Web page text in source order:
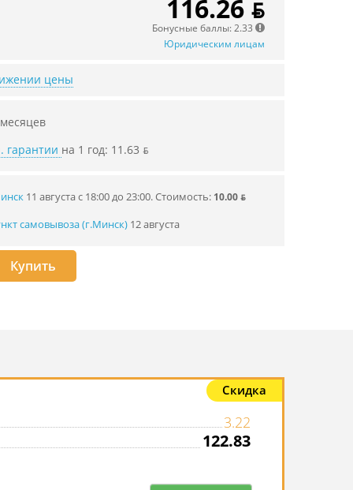
116.26 ƃ
Бонусные баллы: 2.33
Юридическим лицам
цены
гарантии на 1 год: 11.63 ƃ
11 августа с 18:00 до 23:00.Стоимость: 10.00 ƃ
самовывоза (г.Минск)12 августа
Купить
Скидка
3.22
122.83